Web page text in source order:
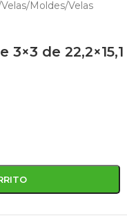
Velas/Moldes/Velas
de 22,2×15,1